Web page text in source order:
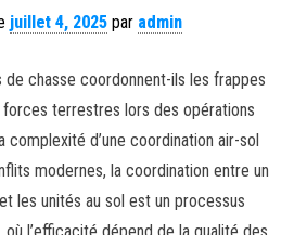
juillet 4, 2025par admin
chasse coordonnent-ils les frappes
forces terrestres lors des opérations
complexité d’une coordination air-sol
modernes, la coordination entre un
les unités au sol est un processus